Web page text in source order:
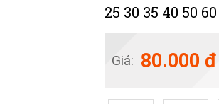
25 30 35 40 50
Giá: 80.000 đ